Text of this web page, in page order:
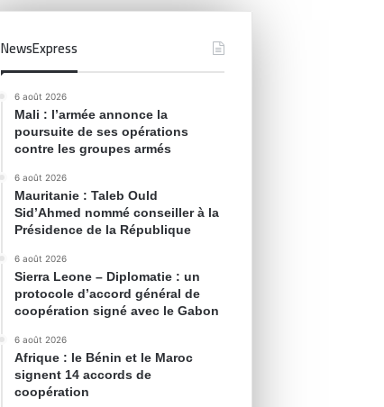
NewsExpress
6 août 2026
Mali : l’armée annonce la
poursuite de ses opérations
contre les groupes armés
6 août 2026
Mauritanie : Taleb Ould
Sid’Ahmed nommé conseiller à la
Présidence de la République
6 août 2026
Sierra Leone – Diplomatie : un
protocole d’accord général de
coopération signé avec le Gabon
6 août 2026
Afrique : le Bénin et le Maroc
signent 14 accords de
coopération